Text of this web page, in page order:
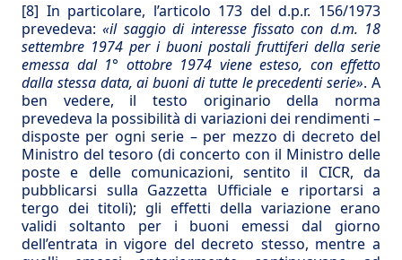
[8] In particolare, l’articolo 173 del d.p.r. 156/1973
prevedeva:«il saggio di interesse fissato con d.m. 18
settembre 1974 per i buoni postali fruttiferi della serie
emessa dal 1° ottobre 1974 viene esteso, con effetto
dalla stessa data, ai buoni di tutte le precedenti serie». A
ben vedere, il testo originario della norma
prevedeva la possibilità di variazioni dei rendimenti –
disposte per ogni serie – per mezzo di decreto del
Ministro del tesoro (di concerto con il Ministro delle
poste e delle comunicazioni, sentito il CICR, da
pubblicarsi sulla Gazzetta Ufficiale e riportarsi a
tergo dei titoli); gli effetti della variazione erano
validi soltanto per i buoni emessi dal giorno
dell’entrata in vigore del decreto stesso, mentre a